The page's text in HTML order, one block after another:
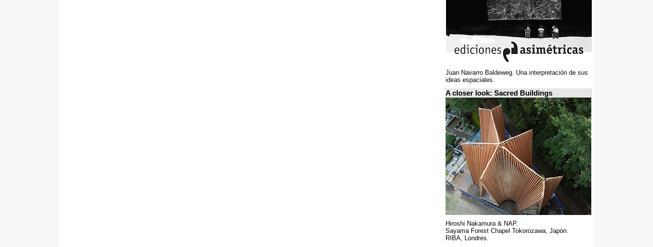
Juan Navarro Baldeweg. Una interpretación de sus
ideas espaciales.
A closer look: Sacred Buildings
Hiroshi Nakamura & NAP.
Sayama Forest Chapel Tokorozawa, Japón.
RIBA, Londres.